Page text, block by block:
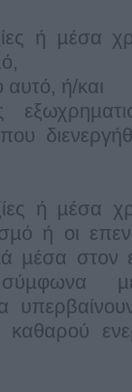
ή µέσα
αυτό, ή/και
ή µέσα
ή οι
µέσα
σύµφωνα